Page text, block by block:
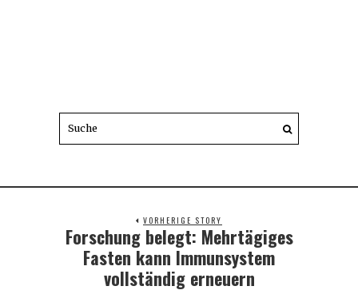
VORHERIGE STORY
Previous
post:
Forschung belegt: Mehrtägiges
Fasten kann Immunsystem
vollständig erneuern